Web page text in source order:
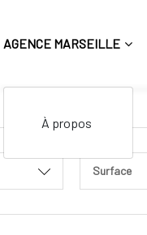
AGENCE MARSEILLE
À propos
Surface